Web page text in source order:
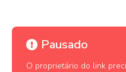
Pausado
O proprietário do link